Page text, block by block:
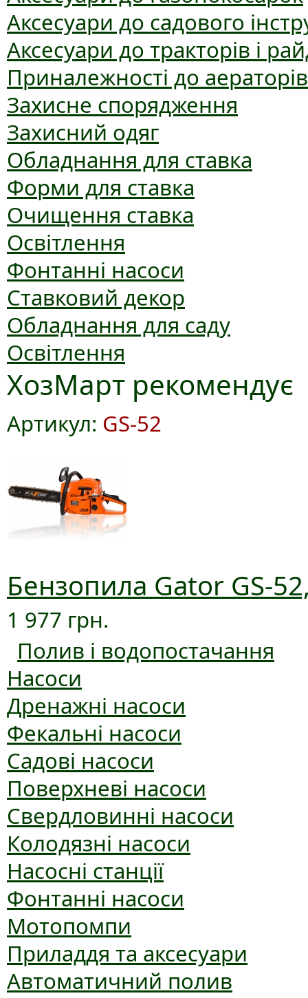
Аксесуари до садового
Аксесуари до тракторів і
Приналежності до аераторів
Захисне спорядження
Захисний одяг
Обладнання для ставка
Форми для ставка
Очищення ставка
Освітлення
Фонтанні насоси
Ставковий декор
Обладнання для саду
Освітлення
ХозМарт рекомендує
Артикул: GS-52
Бензопила Gator GS-
1 977 грн.
Полив і водопостачання
Насоси
Дренажні насоси
Фекальні насоси
Садові насоси
Поверхневі насоси
Свердловинні насоси
Колодязні насоси
Насосні станції
Фонтанні насоси
Мотопомпи
Приладдя та аксесуари
Автоматичний полив